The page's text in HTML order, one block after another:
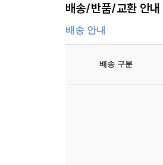
배송/반품/교환 안내
배송 안내
배송 구분